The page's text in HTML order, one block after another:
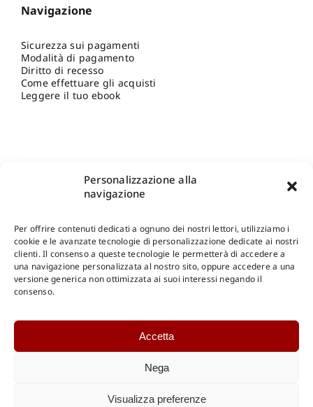
Personalizzazione alla
navigazione
Per offrire contenuti dedicati a ognuno dei nostri lettori, utilizziamo i
cookie e le avanzate tecnologie di personalizzazione dedicate ai nostri
clienti. Il consenso a queste tecnologie le permetterà di accedere a
una navigazione personalizzata al nostro sito, oppure accedere a una
versione generica non ottimizzata ai suoi interessi negando il
consenso.
Accetta
Nega
Visualizza preferenze
Navigazione
Sicurezza sui pagamenti
Modalità di pagamento
Diritto di recesso
Come effettuare gli acquisti
Leggere il tuo ebook
Shop Gangemi Editore-Pagamenti Sicuri e anche Rateali
Catalogo Online
Catalogo Internazionale
DOWNLOAD
Catalogo Internazionale